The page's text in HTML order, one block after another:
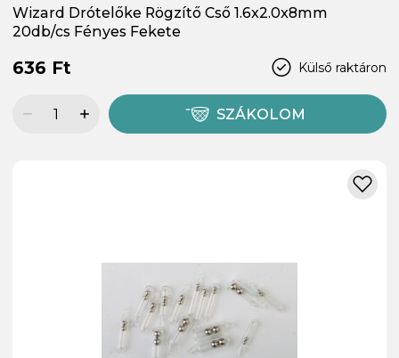
Wizard Drótelőke Rögzítő Cső 1.6x2.0x8mm
20db/cs Fényes Fekete
Külső raktáron
636 Ft
SZÁKOLOM